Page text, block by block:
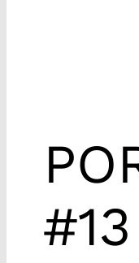
#13